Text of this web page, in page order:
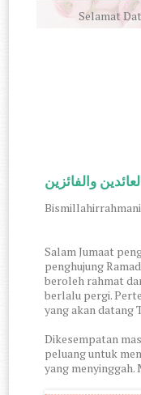
Selamat
والفائزين
Salam Jumaat
penghujung
beroleh rahmat
berlalu pergi.
yang akan datang
Dikesempatan
peluang untuk
yang menyinggah.